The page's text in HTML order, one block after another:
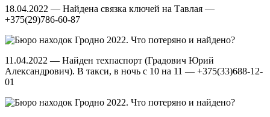
18.04.2022 — Найдена связка ключей на Тавлая —
+375(29)786-60-87
11.04.2022 — Найден техпаспорт (Градович Юрий
Александрович). В такси, в ночь с 10 на 11 — +375(33)688-12-
01